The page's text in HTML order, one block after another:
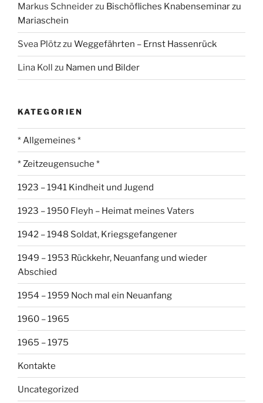
Markus Schneiderzu Bischöfliches Knabenseminar zu
Mariaschein
Svea Plötzzu Weggefährten – Ernst Hassenrück
Lina Koll zu Namen und Bilder
KATEGORIEN
* Allgemeines *
* Zeitzeugensuche *
1923 – 1941 Kindheit und Jugend
1923 – 1950 Fleyh – Heimat meines Vaters
1942 – 1948 Soldat, Kriegsgefangener
1949 – 1953 Rückkehr, Neuanfang und wieder
Abschied
1954 – 1959 Noch mal ein Neuanfang
1960 – 1965
1965 – 1975
Kontakte
Uncategorized